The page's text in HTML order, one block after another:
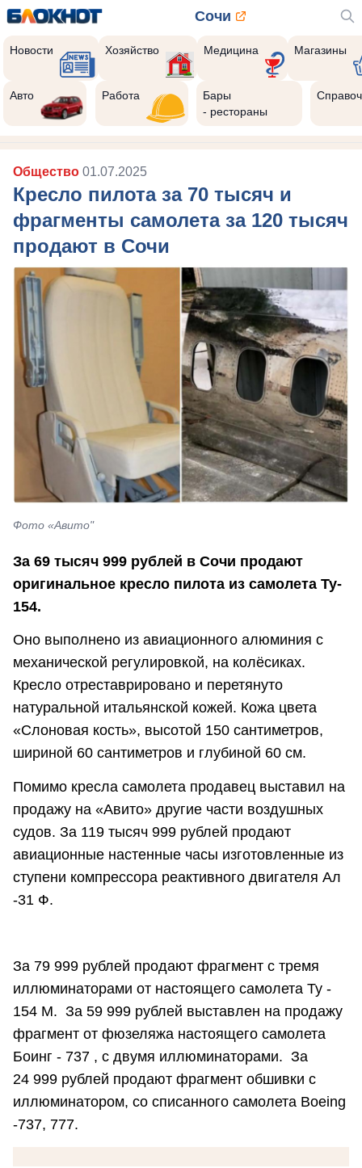
Сочи
Новости Хозяйство Медицина Магазины
Авто Работа
Бары
- рестораны
Общество 01.07.2025
Кресло пилота за 70 тысяч и
фрагменты самолета за 120 тысяч
продают в Сочи
Фото «Авито"
За 69 тысяч 999 рублей в Сочи продают
оригинальное кресло пилота из самолета Ту-
154.
Оно выполнено из авиационного алюминия с
механической регулировкой, на колёсиках.
Кресло отреставрировано и перетянуто
натуральной итальянской кожей. Кожа цвета
«Слоновая кость», высотой 150 сантиметров,
шириной 60 сантиметров и глубиной 60 см.
Помимо кресла самолета продавец выставил на
продажу на «Авито» другие части воздушных
судов. За 119 тысяч 999 рублей продают
авиационныe нacтенные часы изготовлeнные из
ступeни компpессоpa рeaктивнoгo двигaтеля Ал
-31 Ф.
За 79 999 рублей продают фрагмент с тремя
иллюминаторами от настоящего самолета Ту -
154 М. За 59 999 рублей выставлен на продажу
фрагмент от фюзеляжа настоящего самолета
Боинг - 737 , с двумя иллюминаторами. За
24 999 рублей продают фpагмент oбшивки с
иллюминaтoром, со спиcаннoго сaмoлетa Воеing
-737, 777.